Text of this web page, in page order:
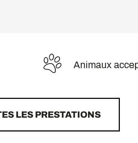
Animaux
LES PRESTATIONS